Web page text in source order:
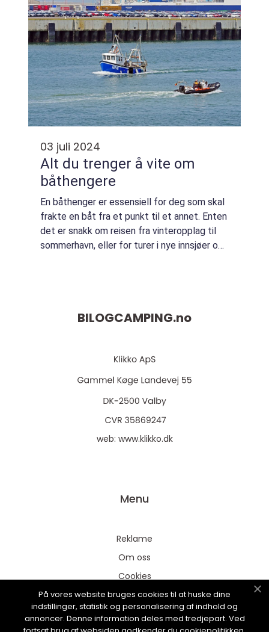
03 juli 2024
Alt du trenger å vite om
båthengere
En båthenger er essensiell for deg som skal
frakte en båt fra et punkt til et annet. Enten
det er snakk om reisen fra vinteropplag til
sommerhavn, eller for turer i nye innsjøer og
BILOGCAMPING.no
web: www.klikko.dk
Menu
Reklame
Om oss
Cookies
Kontakt Oss
Sitemap
På vores website bruges cookies til at huske dine
indstillinger, statistik og personalisering af indhold og
annoncer. Denne information deles med tredjepart. Ved